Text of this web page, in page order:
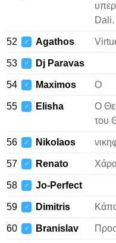
Dali.
52 ♂ Agathos
53 ♂ Dj Paravas
54 ♂ Maximos Ο
55 ♂ Elisha
Ο
του
56 ♂ Nikolaos
57 ♂ Renato
58 ♂ Jo-Perfect
59 ♂ Dimitris
60 ♂ Branislav